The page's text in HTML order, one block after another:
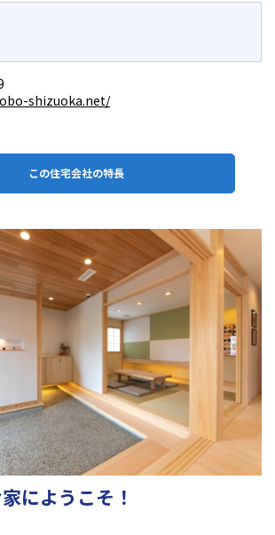
shizuoka.net/
この住宅会社の特長
にようこそ！